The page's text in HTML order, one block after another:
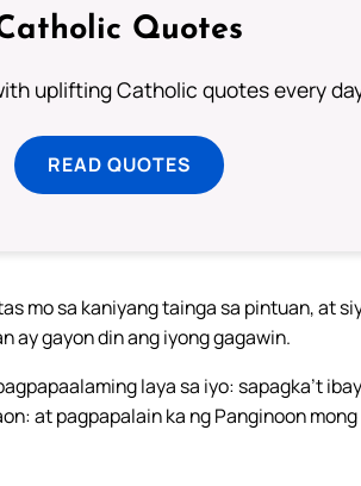
Quotes
uplifting Catholic quotes every
READ QUOTES
mo sa kaniyang tainga sa pintuan, at
ay gayon din ang iyong gagawin.
laya sa iyo: sapagka’t
at pagpapalain ka ng Panginoon